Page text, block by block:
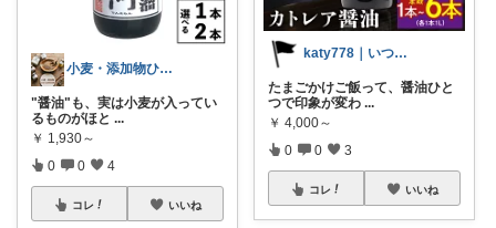
小麦・添加物ひかえめROOM
"醤油"も、実は小麦が入ってい
るものがほと ...
￥ 1,930～
0 0 4
コレ いいね
katy778｜いつも有難うございます✨
たまごかけご飯って、醤油ひと
つで印象が変わ ...
￥ 4,000～
0 0 3
コレ いいね